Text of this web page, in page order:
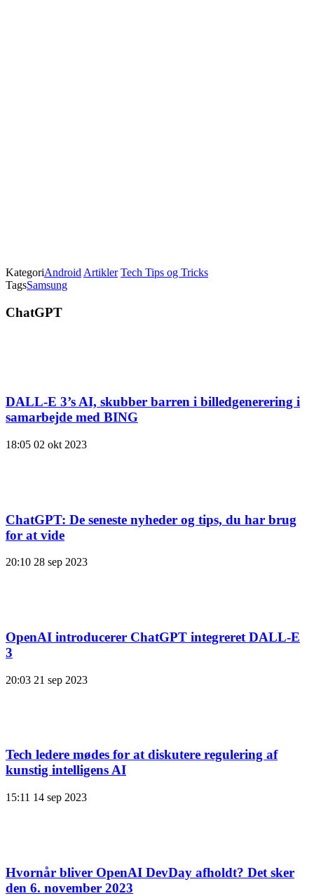
KategoriAndroid Artikler Tech Tips og Tricks
TagsSamsung
ChatGPT
DALL-E 3’s AI, skubber barren i billedgenerering i
samarbejde med BING
18:05 02 okt 2023
ChatGPT: De seneste nyheder og tips, du har brug
for at vide
20:10 28 sep 2023
OpenAI introducerer ChatGPT integreret DALL-E
3
20:03 21 sep 2023
Tech ledere mødes for at diskutere regulering af
kunstig intelligens AI
15:11 14 sep 2023
Hvornår bliver OpenAI DevDay afholdt? Det sker
den 6. november 2023